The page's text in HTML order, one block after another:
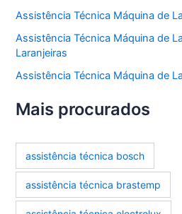
Assistência Técnica Máquina de
Assistência Técnica Máquina de
Laranjeiras
Assistência Técnica Máquina de
Mais procurados
assistência técnica bosch
assistência técnica brastemp